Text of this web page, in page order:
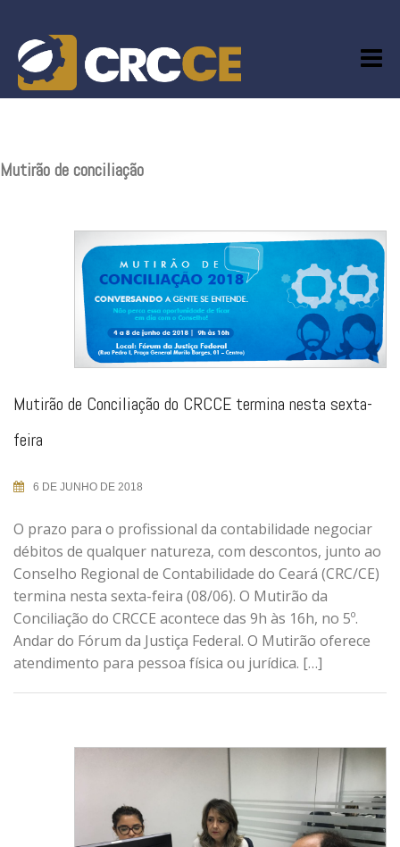
content
Mutirão de conciliação
Mutirão de Conciliação do CRCCE termina nesta sexta-
feira
6 DE JUNHO DE 2018
O prazo para o profissional da contabilidade negociar
débitos de qualquer natureza, com descontos, junto ao
Conselho Regional de Contabilidade do Ceará (CRC/CE)
termina nesta sexta-feira (08/06). O Mutirão da
Conciliação do CRCCE acontece das 9h às 16h, no 5º.
Andar do Fórum da Justiça Federal. O Mutirão oferece
atendimento para pessoa física ou jurídica. […]